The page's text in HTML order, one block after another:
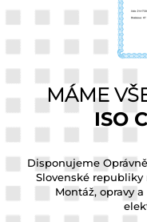
MÁME
ISO
Disponujeme
Slovenské
Montáž, opravy